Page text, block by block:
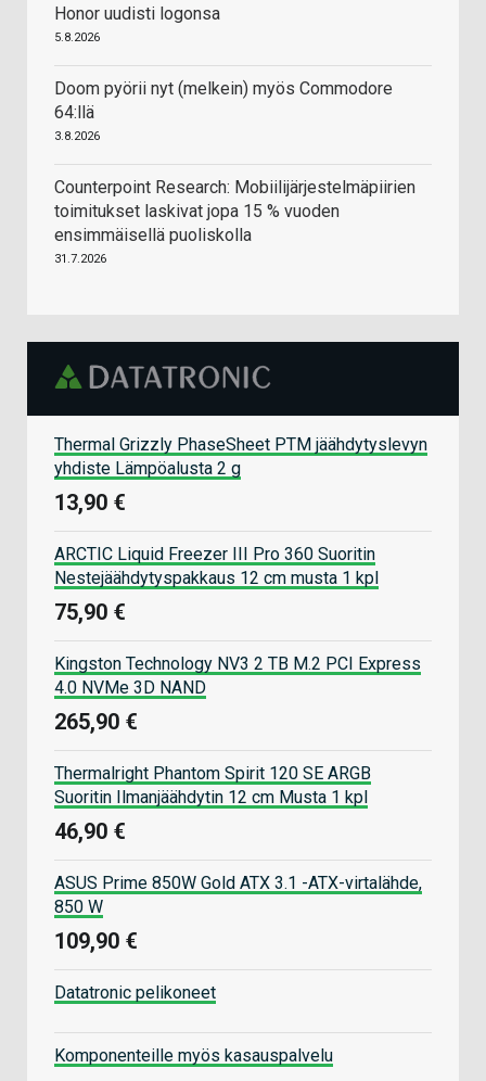
Honor uudisti logonsa
5.8.2026
Doom pyörii nyt (melkein) myös Commodore
64:llä
3.8.2026
Counterpoint Research: Mobiilijärjestelmäpiirien
toimitukset laskivat jopa 15 % vuoden
ensimmäisellä puoliskolla
31.7.2026
Thermal Grizzly PhaseSheet PTM jäähdytyslevyn
yhdiste Lämpöalusta 2 g
13,90 €
ARCTIC Liquid Freezer III Pro 360 Suoritin
Nestejäähdytyspakkaus 12 cm musta 1 kpl
75,90 €
Kingston Technology NV3 2 TB M.2 PCI Express
4.0 NVMe 3D NAND
265,90 €
Thermalright Phantom Spirit 120 SE ARGB
Suoritin Ilmanjäähdytin 12 cm Musta 1 kpl
46,90 €
ASUS Prime 850W Gold ATX 3.1 -ATX-virtalähde,
850 W
109,90 €
Datatronic pelikoneet
Komponenteille myös kasauspalvelu